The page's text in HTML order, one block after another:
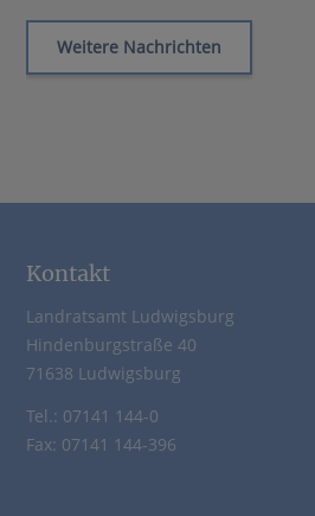
Weitere Nachrichten
Kontakt
Landratsamt Ludwigsburg
Hindenburgstraße 40
71638 Ludwigsburg
Tel.: 07141 144-0
Fax: 07141 144-396